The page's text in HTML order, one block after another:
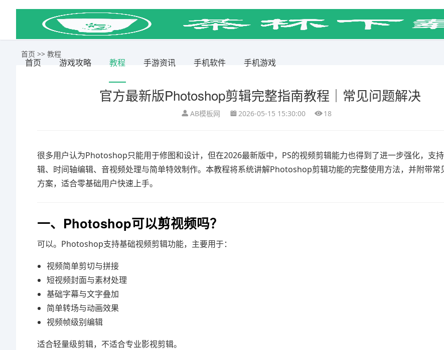
首页 游戏攻略 教程 手游资讯 手机软件 手机游戏
首页 >> 教程
官方最新版Photoshop剪辑完整指南教程｜常见问题解决
AB模板网 2026-05-15 15:30:00 18
很多用户认为Photoshop只能用于修图和设计，但在2026最新版中，PS的视频剪辑能力也得到了进一步强化，支
辑、时间轴编辑、音视频处理与简单特效制作。本教程将系统讲解Photoshop剪辑功能的完整使用方法，并附带常
方案，适合零基础用户快速上手。
一、Photoshop可以剪视频吗？
可以。Photoshop支持基础视频剪辑功能，主要用于：
视频简单剪切与拼接
短视频封面与素材处理
基础字幕与文字叠加
简单转场与动画效果
视频帧级别编辑
适合轻量级剪辑，不适合专业影视剪辑。